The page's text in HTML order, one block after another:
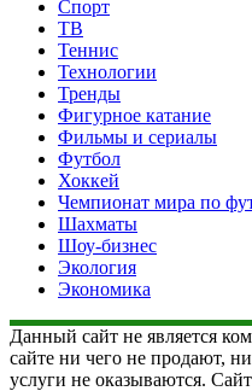
Спорт
ТВ
Теннис
Технологии
Тренды
Фигурное катание
Фильмы и сериалы
Футбол
Хоккей
Чемпионат мира по
Шахматы
Шоу-бизнес
Экология
Экономика
Данный сайт не является
сайте ни чего не продают,
услуги не оказываются.